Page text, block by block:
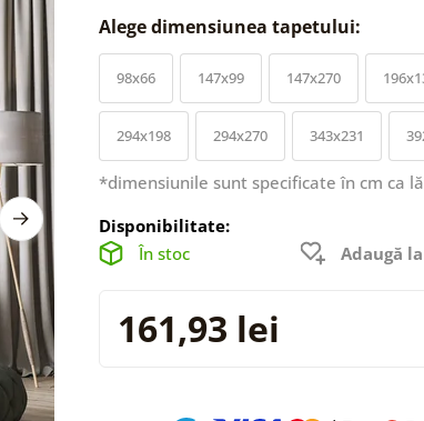
Alege dimensiunea tapetului:
98x66 147x99 147x270
294x198 294x270 343x231
*dimensiunile sunt specificate în cm ca
Disponibilitate:
În stoc
Adaugă
161,93 lei